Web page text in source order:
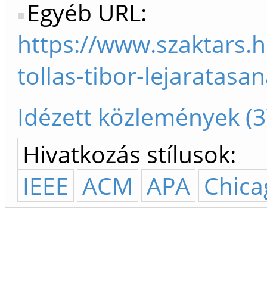
Egyéb URL:
https://
tollas-tibor-
Idézett közlemények
Hivatkozás stílusok:
IEEE ACM APA